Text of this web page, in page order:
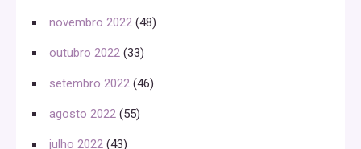
novembro 2022 (48)
outubro 2022 (33)
setembro 2022 (46)
agosto 2022 (55)
julho 2022 (43)